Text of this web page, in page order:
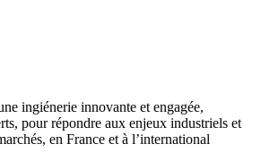
ingiénerie innovante et engagée,
pour répondre aux enjeux industriels et
en France et à l’international